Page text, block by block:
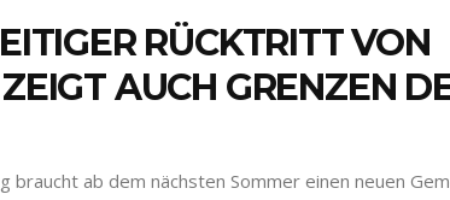
RÜCKTRITT VON
AUCH GRENZEN
braucht ab dem nächsten Sommer einen neuen